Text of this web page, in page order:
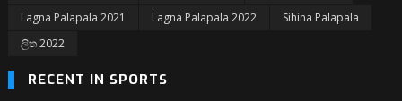
Lagna Palapala 2021
Lagna Palapala 2022
Sihina Palapala
ලිත 2022
RECENT IN SPORTS